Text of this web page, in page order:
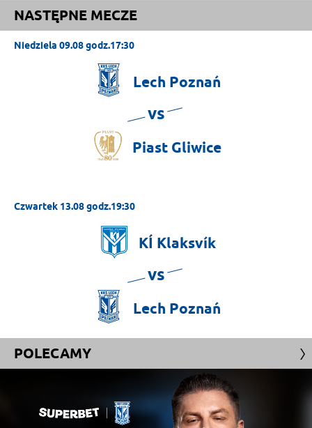
NASTĘPNE MECZE
Niedziela 09.08 godz.17:30
Lech Poznań
vs
Piast Gliwice
Czwartek 13.08 godz.19:30
KÍ Klaksvík
vs
Lech Poznań
POLECAMY